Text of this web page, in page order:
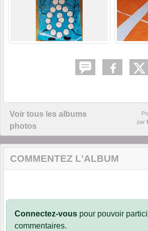
Voir tous les albums
photos
par
COMMENTEZ L'ALBUM
Connectez-vous pour pouvoir
commentaires.